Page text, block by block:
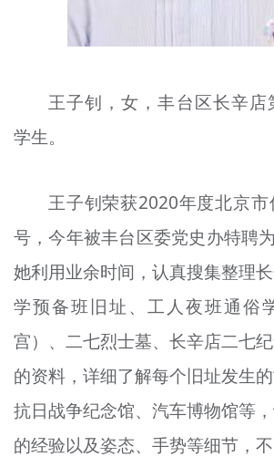
王子钊，女，丰台区长辛店
学生。
王子钊荣获2020年度北京
号，今年被丰台区委党史办特聘为
她利用业余时间，认真搜集整理
学预备班旧址、工人夜班通俗
宫）、二七烈士墓、长辛店二七
的资料，详细了解每个旧址发生
抗日战争纪念馆、汽车博物馆等，
的经验以及姿态、手势等细节，